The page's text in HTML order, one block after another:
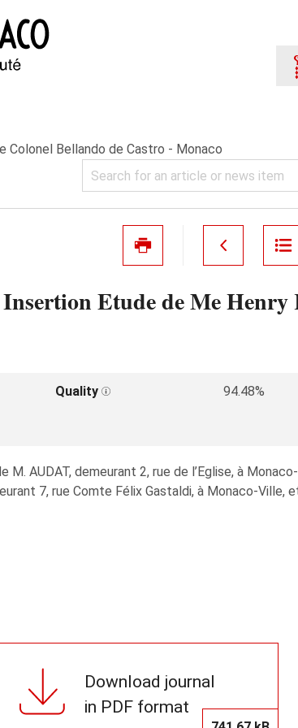
Colonel Bellando de Castro - Monaco
Etude de Me Henry
Quality
94.48%
AUDAT, demeurant 2, rue de l’Eglise, à
7, rue Comte Félix Gastaldi, à Monaco-Ville,
Download journal
in PDF format